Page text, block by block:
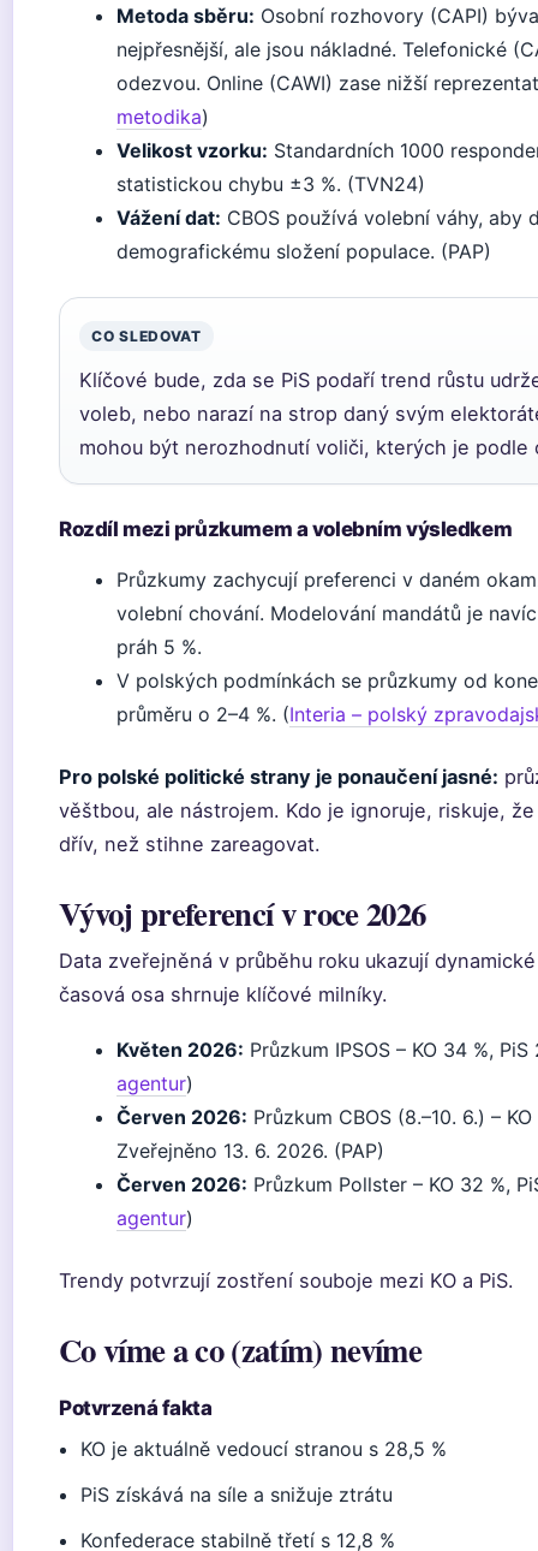
Metoda sběru: Osobní rozhovory (CAPI)
nejpřesnější, ale jsou nákladné. Telefonické
odezvou. Online (CAWI) zase nižší
metodika)
Velikost vzorku: Standardních 1000
statistickou chybu ±3 %. (TVN24)
Vážení dat: CBOS používá volební váhy, aby
demografickému složení populace. (PAP)
CO SLEDOVAT
Klíčové bude, zda se PiS podaří trend růstu
voleb, nebo narazí na strop daný svým
mohou být nerozhodnutí voliči, kterých je podle
Rozdíl mezi průzkumem a volebním výsledkem
Průzkumy zachycují preferenci v daném
volební chování. Modelování mandátů je
práh 5 %.
V polských podmínkách se průzkumy od
průměru o 2–4 %. (Interia – polský
Pro polské politické strany je ponaučení jasné:
věštbou, ale nástrojem. Kdo je ignoruje, riskuje,
dřív, než stihne zareagovat.
Vývoj preferencí v roce 2026
Data zveřejněná v průběhu roku ukazují
časová osa shrnuje klíčové milníky.
Květen 2026: Průzkum IPSOS – KO 34 %, PiS
agentur)
Červen 2026: Průzkum CBOS (8.–10. 6.) –
Zveřejněno 13. 6. 2026. (PAP)
Červen 2026: Průzkum Pollster – KO 32 %,
agentur)
Trendy potvrzují zostření souboje mezi KO a PiS.
Co víme a co (zatím) nevíme
Potvrzená fakta
KO je aktuálně vedoucí stranou s 28,5 %
PiS získává na síle a snižuje ztrátu
Konfederace stabilně třetí s 12,8 %